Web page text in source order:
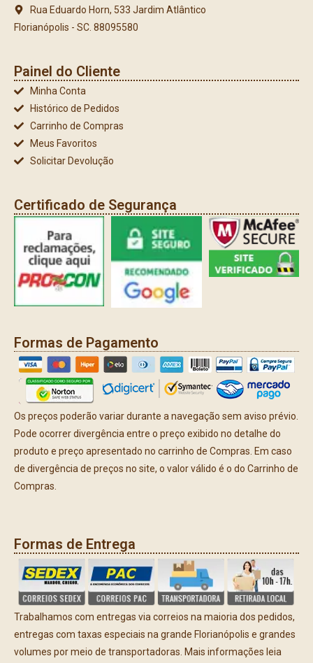
Rua Eduardo Horn, 533 Jardim Atlântico
Florianópolis - SC. 88095580
Painel do Cliente
Minha Conta
Histórico de Pedidos
Carrinho de Compras
Meus Favoritos
Solicitar Devolução
Certificado de Segurança
Formas de Pagamento
Os preços poderão variar durante a navegação sem aviso prévio.
Pode ocorrer divergência entre o preço exibido no detalhe do
produto e preço apresentado no carrinho de Compras. Em caso
de divergência de preços no site, o valor válido é o do Carrinho de
Compras.
Formas de Entrega
Trabalhamos com entregas via correios na maioria dos pedidos,
entregas com taxas especiais na grande Florianópolis e grandes
volumes por meio de transportadoras. Mais informações leia